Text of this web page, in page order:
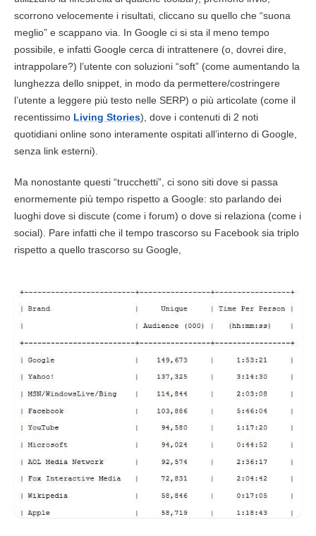
scorrono velocemente i risultati, cliccano su quello che “suona
meglio” e scappano via. In Google ci si sta il meno tempo
possibile, e infatti Google cerca di intrattenere (o, dovrei dire,
intrappolare?) l’utente con soluzioni “soft” (come aumentando la
lunghezza dello snippet, in modo da permettere/costringere
l’utente a leggere più testo nelle SERP) o più articolate (come il
recentissimo Living Stories), dove i contenuti di 2 noti
quotidiani online sono interamente ospitati all’interno di Google
senza link esterni).
Ma nonostante questi “trucchetti”, ci sono siti dove si passa
enormemente più tempo rispetto a Google: sto parlando dei
luoghi dove si discute (come i forum) o dove si relaziona (come i
social). Pare infatti che il tempo trascorso su Facebook sia triplo
rispetto a quello trascorso su Google